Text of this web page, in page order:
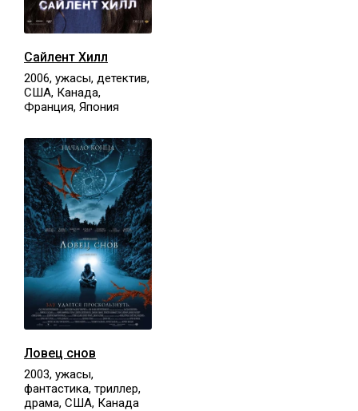
Сайлент Хилл
2006, ужасы, детектив,
США, Канада,
Франция, Япония
Ловец снов
2003, ужасы,
фантастика, триллер,
драма, США, Канада